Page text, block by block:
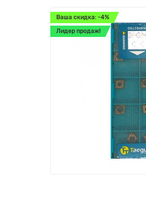
Ваша скидка: -4%
Лидер продаж!